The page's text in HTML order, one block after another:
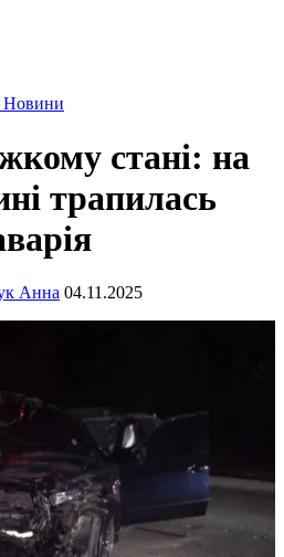
Новини
стані: на
трапилась
Анна 04.11.2025